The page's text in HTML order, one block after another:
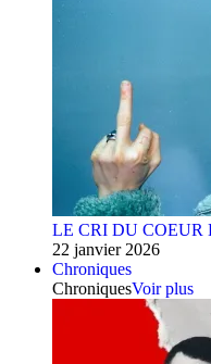
LE CRI DU COEUR
22 janvier 2026
Chroniques
ChroniquesVoir plus